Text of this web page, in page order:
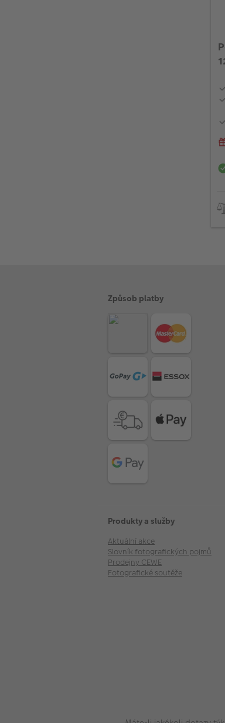
Způsob platby
Produkty a služby
Aktuální akce
Slovník fotografických pojmů
Prodejny CEWE
Fotografické soutěže